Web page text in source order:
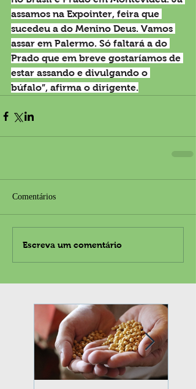
assamos na Expointer, feira que
sucedeu a do Menino Deus. Vamos
assar em Palermo. Só faltará a do
Prado que em breve gostaríamos de
estar assando e divulgando o
búfalo”, afirma o dirigente.
Comentários
Escreva um comentário